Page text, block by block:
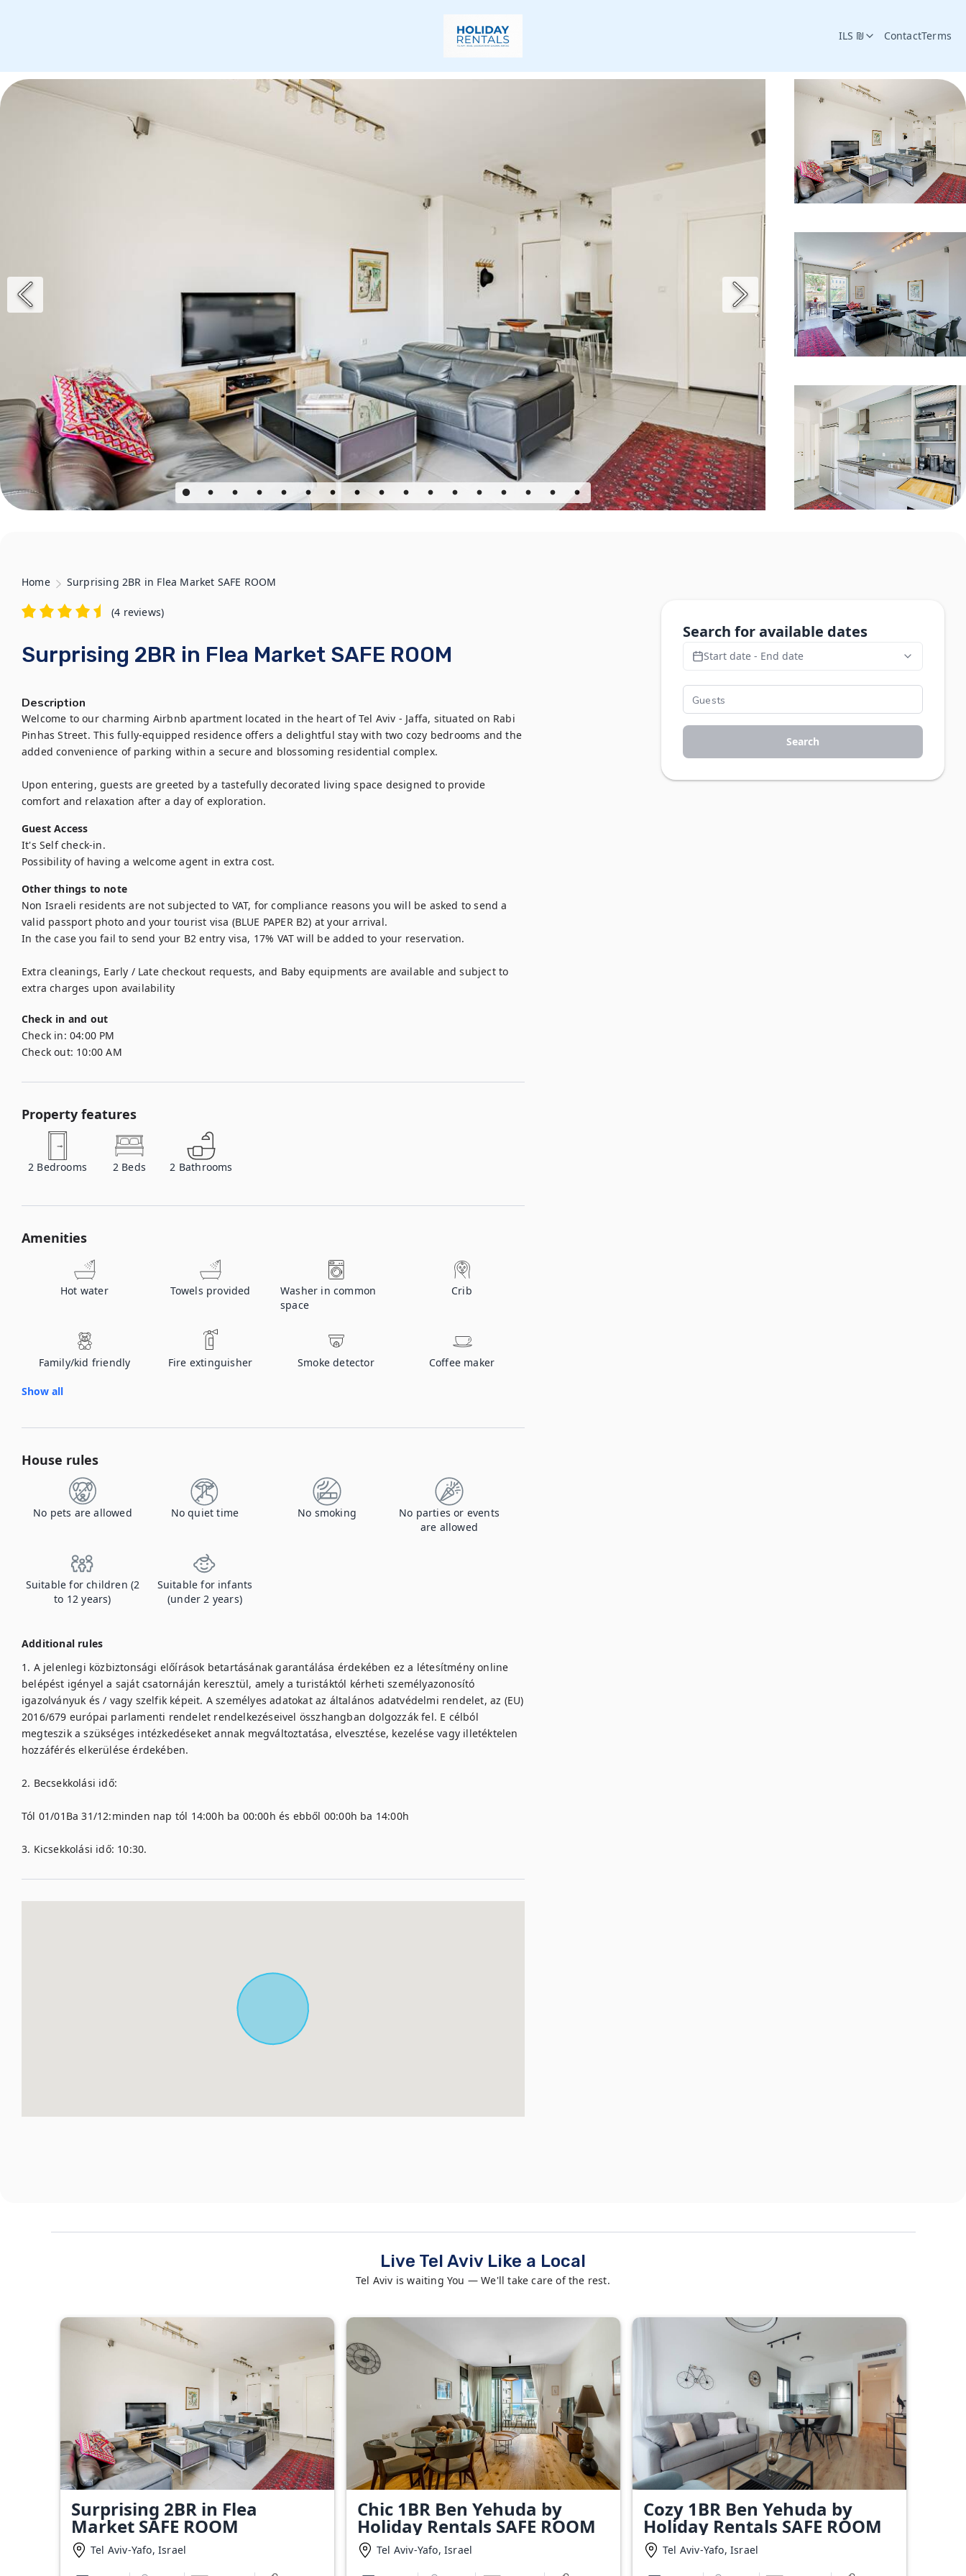
ILS ₪ ContactTerms
Home Surprising 2BR in Flea Market SAFE ROOM
(4 reviews)
Surprising 2BR in Flea Market SAFE ROOM
Description
Welcome to our charming Airbnb apartment located in the heart of Tel Aviv - Jaffa, situated on Rabi
Pinhas Street. This fully-equipped residence offers a delightful stay with two cozy bedrooms and the
added convenience of parking within a secure and blossoming residential complex.
Upon entering, guests are greeted by a tastefully decorated living space designed to provide
comfort and relaxation after a day of exploration.
Guest Access
It's Self check-in.
Possibility of having a welcome agent in extra cost.
Other things to note
Non Israeli residents are not subjected to VAT, for compliance reasons you will be asked to send a
valid passport photo and your tourist visa (BLUE PAPER B2) at your arrival.
In the case you fail to send your B2 entry visa, 17% VAT will be added to your reservation.
Extra cleanings, Early / Late checkout requests, and Baby equipments are available and subject to
extra charges upon availability
Check in and out
Check in: 04:00 PM
Check out: 10:00 AM
Property features
2 Bedrooms 2 Beds 2 Bathrooms
Amenities
Hot water Towels provided
Washer in common
space
Crib
Family/kid friendly Fire extinguisher Smoke detector Coffee maker
Show all
House rules
No pets are allowed No quiet time No smoking
No parties or events
are allowed
Suitable for children (2
to 12 years)
Suitable for infants
(under 2 years)
Additional rules
1. A jelenlegi közbiztonsági előírások betartásának garantálása érdekében ez a létesítmény online
belépést igényel a saját csatornáján keresztül, amely a turistáktól kérheti személyazonosító
igazolványuk és / vagy szelfik képeit. A személyes adatokat az általános adatvédelmi rendelet, az (EU)
2016/679 európai parlamenti rendelet rendelkezéseivel összhangban dolgozzák fel. E célból
megteszik a szükséges intézkedéseket annak megváltoztatása, elvesztése, kezelése vagy illetéktelen
hozzáférés elkerülése érdekében.
2. Becsekkolási idő:
Tól 01/01Ba 31/12:minden nap tól 14:00h ba 00:00h és ebből 00:00h ba 14:00h
3. Kicsekkolási idő: 10:30.
Search for available dates
Start date - End date
Search
Live Tel Aviv Like a Local
Tel Aviv is waiting You — We'll take care of the rest.
Surprising 2BR in Flea
Market SAFE ROOM
Tel Aviv-Yafo, Israel
Chic 1BR Ben Yehuda by
Holiday Rentals SAFE ROOM
Tel Aviv-Yafo, Israel
Cozy 1BR Ben Yehuda by
Holiday Rentals SAFE ROOM
Tel Aviv-Yafo, Israel